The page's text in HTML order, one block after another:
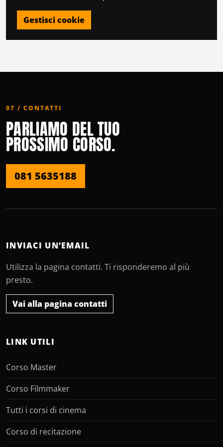
Gestisci cookie
07 / CONTATTI
PARLIAMO DEL TUO
PROSSIMO CORSO.
081 5635188
INVIACI UN’EMAIL
Utilizza la pagina contatti. Ti risponderemo al più
presto.
Vai alla pagina contatti
LINK UTILI
Corso Master
Corso Filmmaker
Tutti i corsi di cinema
Corso di recitazione